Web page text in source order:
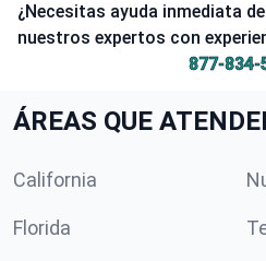
¿Necesitas ayuda inmediata
nuestros expertos con
877-834-
ÁREAS QUE
California
Florida